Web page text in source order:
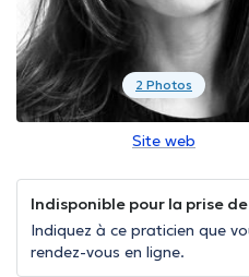
2 Photos
Site web
Indisponible pour la prise
Indiquez à ce praticien que
rendez-vous en ligne.